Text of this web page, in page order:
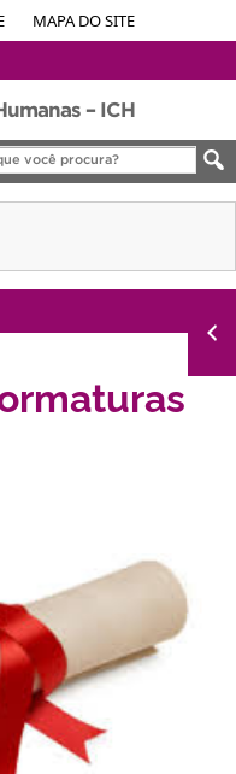
MAPA DO SITE
– ICH